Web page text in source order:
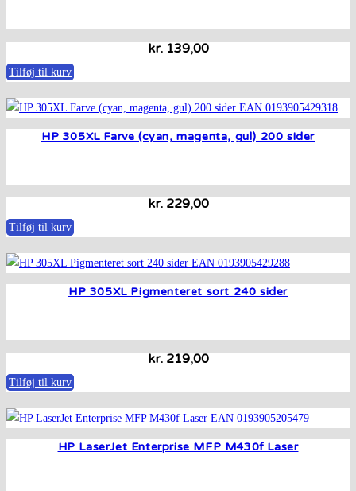
kr.139,00
Tilføj til kurv
HP 305XL Farve (cyan, magenta, gul) 200 sider
kr.229,00
Tilføj til kurv
HP 305XL Pigmenteret sort 240 sider
kr.219,00
Tilføj til kurv
HP LaserJet Enterprise MFP M430f Laser